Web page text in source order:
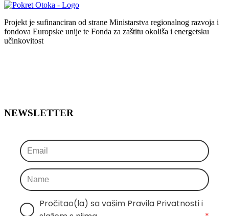
Projekt je sufinanciran od strane Ministarstva regionalnog razvoja i
fondova Europske unije te Fonda za zaštitu okoliša i energetsku
učinkovitost
NEWSLETTER
Pročitao(la) sa vašim Pravila Privatnosti i